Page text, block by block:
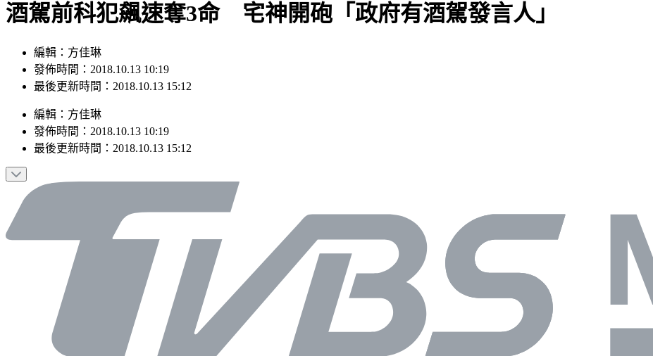
酒駕前科犯飆速奪3命 宅神開砲「政府有酒駕發言人」
編輯：方佳琳
發佈時間：2018.10.13 10:19
最後更新時間：2018.10.13 15:12
編輯 ： 方佳琳
發佈時間： 2018.10.13 10:19
最後更新時間： 2018.10.13 15:12